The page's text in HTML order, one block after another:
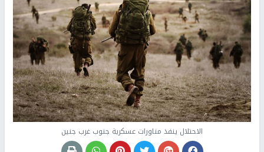
الاحتلال ينفذ مناورات عسكرية جنوب غرب جنين